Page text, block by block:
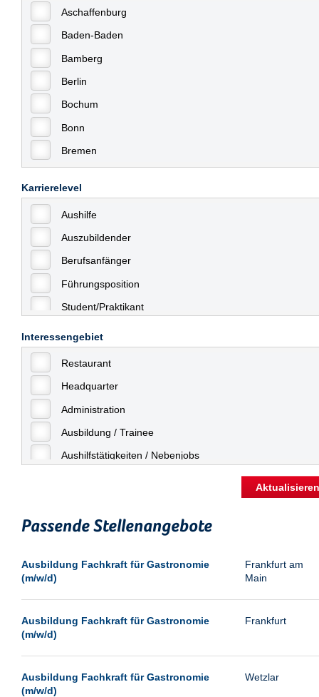
Aschaffenburg
Baden-Baden
Bamberg
Berlin
Bochum
Bonn
Bremen
Celle
Chemnitz
Dessau
Dresden
Düsseldorf
Erfurt
Essen
Frankfurt
Frankfurt am Main
Freiburg
Fulda
Göppingen
Hamburg
Heilbronn
Kassel
Laatzen
Karrierelevel
Aushilfe
Auszubildender
Berufsanfänger
Führungsposition
Student/Praktikant
Interessengebiet
Restaurant
Headquarter
Administration
Ausbildung / Trainee
Aushilfstätigkeiten / Nebenjobs
Sonstiges
Passende Stellenangebote
Ausbildung Fachkraft für Gastronomie
(m/w/d)
Frankfurt am
Main
Ausbildung Fachkraft für Gastronomie
(m/w/d)
Frankfurt
Ausbildung Fachkraft für Gastronomie
(m/w/d)
Wetzlar